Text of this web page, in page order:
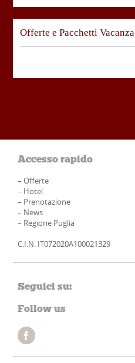
Offerte e Pacchetti Vacanza
Accesso rapido
–Offerte
– Hotel
– Prenotazione
– News
– Regione Puglia
C.I.N. IT072020A100021329
Seguici su:
Follow us